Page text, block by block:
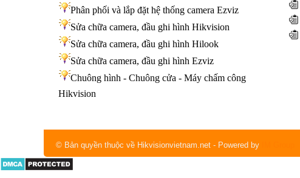
Phân phối và lắp đặt hệ thống camera Ezviz
Sửa chữa camera, đầu ghi hình Hikvision
Sửa chữa camera, đầu ghi hình Hilook
Sửa chữa camera, đầu ghi hình Ezviz
Chuông hình - Chuông cửa - Máy chấm công
Hikvision
© Bản quyền thuộc về Hikvisionvietnam.net - Powered by